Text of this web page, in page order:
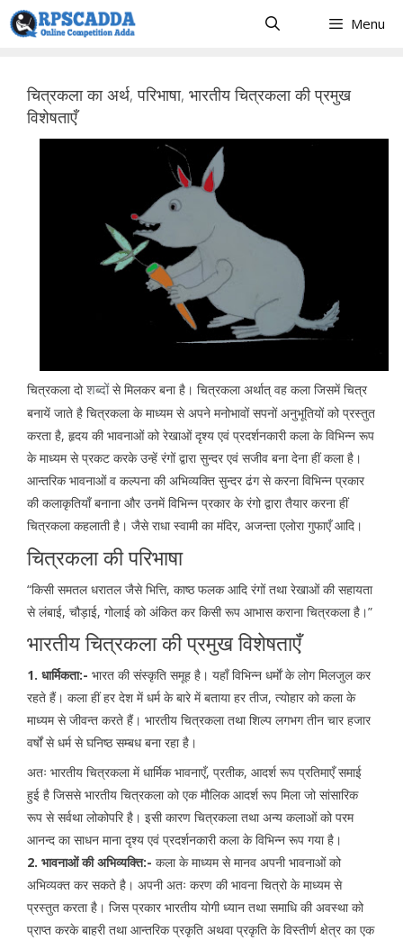
Skip
to
Menu
चित्रकला का अर्थ, परिभाषा, भारतीय चित्रकला की प्रमुख
विशेषताएँ
चित्रकला दोशब्दोंसे मिलकर बना है। चित्रकला अर्थात् वह कला जिसमें चित्र
बनायें जाते है चित्रकला के माध्यम से अपने मनोभावों सपनों अनुभूतियों को प्रस्तुत
करता है, हृदय की भावनाओं को रेखाओं दृश्य एवं प्रदर्शनकारी कला के विभिन्न रूप
के माध्यम से प्रकट करके उन्हें रंगों द्वारा सुन्दर एवं सजीव बना देना हीं कला है।
आन्तरिक भावनाओं व कल्पना की अभिव्यक्ति सुन्दर ढंग से करना विभिन्न प्रकार
की कलाकृतियाँ बनाना और उनमें विभिन्न प्रकार के रंगो द्वारा तैयार करना हीं
चित्रकला कहलाती है। जैसे राधा स्वामी का मंदिर, अजन्ता एलोरा गुफाएँ आदि।
चित्रकला की परिभाषा
“किसी समतल धरातल जैसे भित्ति, काष्ठ फलक आदि रंगों तथा रेखाओं की सहायता
से लंबाई, चौड़ाई, गोलाई को अंकित कर किसी रूप आभास कराना चित्रकला है।”
भारतीय चित्रकला की प्रमुख विशेषताएँ
1. धार्मिकता:- भारत की संस्कृति समूह है। यहाँ विभिन्न धर्माें के लोग मिलजुल कर
रहते हैं। कला हीं हर देश में धर्म के बारे में बताया हर तीज, त्योहार को कला के
माध्यम से जीवन्त करते हैं। भारतीय चित्रकला तथा शिल्प लगभग तीन चार हजार
वर्षों से धर्म से घनिष्ठ सम्बध बना रहा है।
अतः भारतीय चित्रकला में धार्मिक भावनाएँ, प्रतीक, आदर्श रूप प्रतिमाएँ समाई
हुई है जिससे भारतीय चित्रकला को एक मौलिक आदर्श रूप मिला जो सांसारिक
रूप से सर्वथा लोकोपरि है। इसी कारण चित्रकला तथा अन्य कलाओं को परम
आनन्द का साधन माना दृश्य एवं प्रदर्शनकारी कला के विभिन्न रूप गया है।
2. भावनाओं की अभिव्यक्ति:- कला के माध्यम से मानव अपनी भावनाओं को
अभिव्यक्त कर सकते है। अपनी अतः करण की भावना चित्रो के माध्यम से
प्रस्तुत करता है। जिस प्रकार भारतीय योगी ध्यान तथा समाधि की अवस्था को
प्राप्त करके बाहरी तथा आन्तरिक प्रकृति अथवा प्रकृति के विस्तीर्ण क्षेत्र का एक